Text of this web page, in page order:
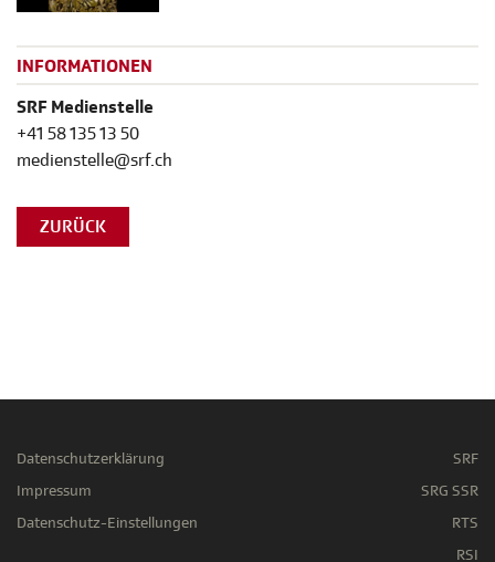
INFORMATIONEN
SRF Medienstelle
+41 58 135 13 50
medienstelle@srf.ch
ZURÜCK
Datenschutzerklärung
Impressum
Datenschutz-Einstellungen
SRF
SRG SSR
RTS
RSI